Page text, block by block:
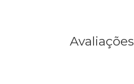
Avaliações